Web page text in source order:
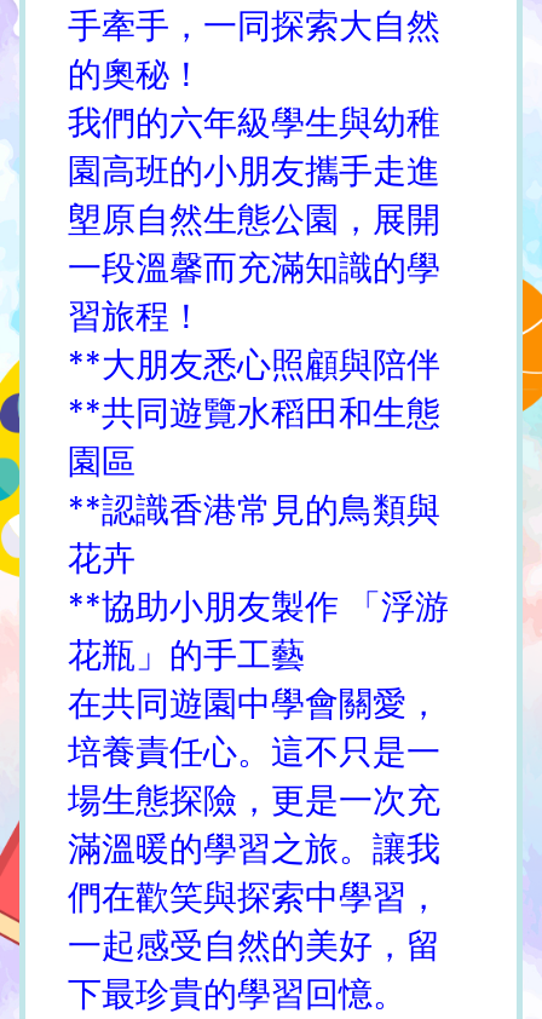
手牽手，一同探索大自然
的奧秘！
我們的六年級學生與幼稚
園高班的小朋友攜手走進
塱原自然生態公園，展開
一段溫馨而充滿知識的學
習旅程！
**大朋友悉心照顧與陪伴
**共同遊覽水稻田和生態
園區
**認識香港常見的鳥類與
花卉
**協助小朋友製作 「浮游
花瓶」的手工藝
在共同遊園中學會關愛，
培養責任心。這不只是一
場生態探險，更是一次充
滿溫暖的學習之旅。讓我
們在歡笑與探索中學習，
一起感受自然的美好，留
下最珍貴的學習回憶。